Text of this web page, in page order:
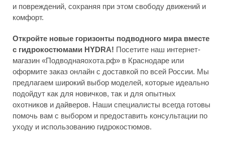
и повреждений, сохраняя при этом свободу движений и
комфорт.
Откройте новые горизонты подводного мира вместе
с гидрокостюмами HYDRA! Посетите наш интернет-
магазин «Подводнаяохота.рф» в Краснодаре или
оформите заказ онлайн с доставкой по всей России. Мы
предлагаем широкий выбор моделей, которые идеально
подойдут как для новичков, так и для опытных
охотников и дайверов. Наши специалисты всегда готовы
помочь вам с выбором и предоставить консультации по
уходу и использованию гидрокостюмов.